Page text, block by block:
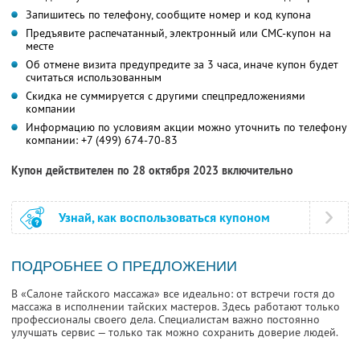
Запишитесь по телефону, сообщите номер и код купона
Предъявите распечатанный, электронный или СМС-купон на
месте
Об отмене визита предупредите за 3 часа, иначе купон будет
считаться использованным
Скидка не суммируется с другими спецпредложениями
компании
Информацию по условиям акции можно уточнить по телефону
компании: +7 (499) 674-70-83
Купон действителен по 28 октября 2023 включительно
Узнай, как воспользоваться купоном
ПОДРОБНЕЕ О ПРЕДЛОЖЕНИИ
В «Салоне тайского массажа» все идеально: от встречи гостя до
массажа в исполнении тайских мастеров. Здесь работают только
профессионалы своего дела. Специалистам важно постоянно
улучшать сервис — только так можно сохранить доверие людей.